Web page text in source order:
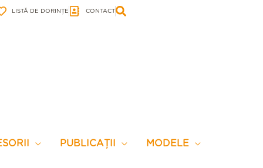
LISTĂ DE DORINȚE CONTACT
PUBLICAȚII MODELE